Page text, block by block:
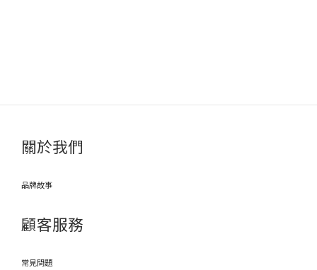
關於我們
品牌故事
顧客服務
常見問題